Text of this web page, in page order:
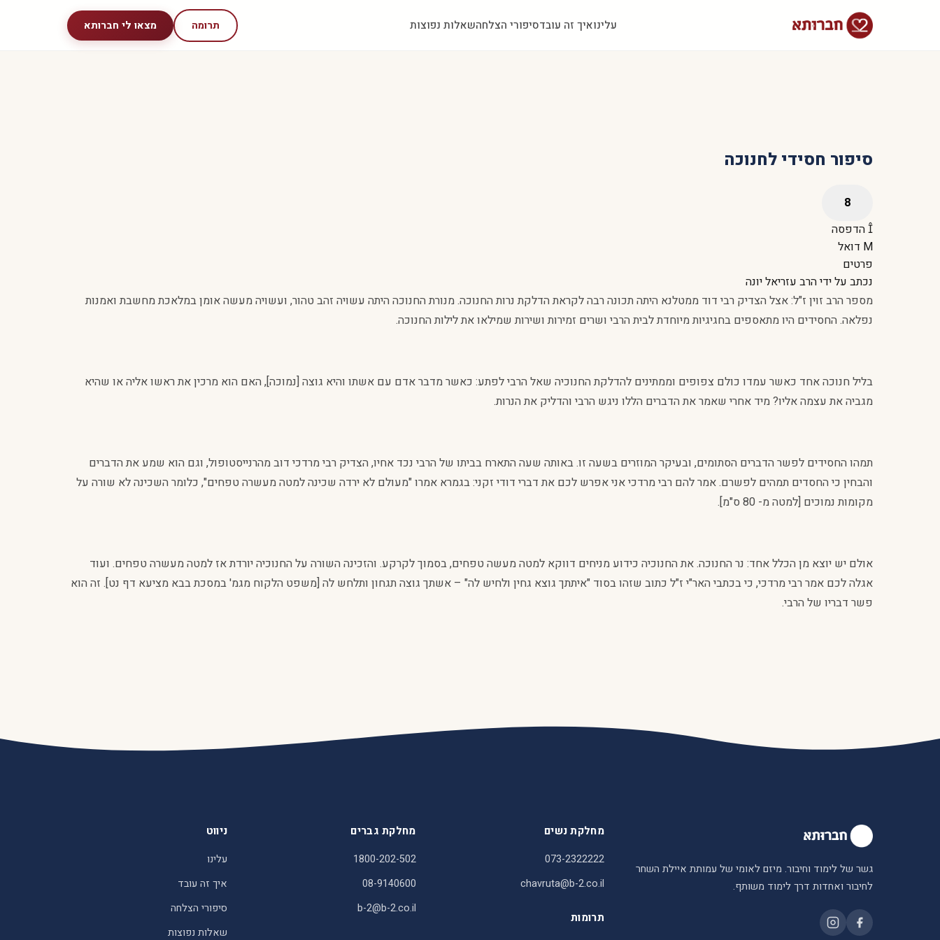
עלינואיך זה עובדסיפורי הצלחהשאלות נפוצות תרומה מצאו לי חברותא
סיפור חסידי לחנוכה
הדפסה
דואל
פרטים
נכתב על ידיהרב עזריאל יונה
מספר הרב זוין ז"ל: אצל הצדיק רבי דוד ממטלנא היתה תכונה רבה לקראת הדלקת נרות החנוכה. מנורת החנוכה היתה עשויה זהב טהור, ועשויה מעשה אומן במלאכת מחשבת ואמנות
נפלאה. החסידים היו מתאספים בחגיגיות מיוחדת לבית הרבי ושרים זמירות ושירות שמילאו את לילות החנוכה.
בליל חנוכה אחד כאשר עמדו כולם צפופים וממתינים להדלקת החנוכיה שאל הרבי לפתע: כאשר מדבר אדם עם אשתו והיא גוצה [נמוכה], האם הוא מרכין את ראשו אליה או שהיא
מגביה את עצמה אליו? מיד אחרי שאמר את הדברים הללו ניגש הרבי והדליק את הנרות.
תמהו החסידים לפשר הדברים הסתומים, ובעיקר המוזרים בשעה זו. באותה שעה התארח בביתו של הרבי נכד אחיו, הצדיק רבי מרדכי דוב מהרנייסטופול, וגם הוא שמע את הדברים
והבחין כי החסדים תמהים לפשרם. אמר להם רבי מרדכי אני אפרש לכם את דברי דודי זקני: בגמרא אמרו "מעולם לא ירדה שכינה למטה מעשרה טפחים", כלומר השכינה לא שורה על
מקומות נמוכים [למטה מ- 80 ס"מ].
אולם יש יוצא מן הכלל אחד: נר החנוכה. את החנוכיה כידוע מניחים דווקא למטה מעשה טפחים, בסמוך לקרקע. והזכינה השורה על החנוכיה יורדת אז למטה מעשרה טפחים. ועוד
אגלה לכם אמר רבי מרדכי, כי בכתבי האר"י ז"ל כתוב שזהו בסוד "איתתך גוצא גחין ולחיש לה" – אשתך גוצה תגחון ותלחש לה [משפט הלקוח מגמ' במסכת בבא מציעא דף נט]. זה הוא
פשר דבריו של הרבי.
גשר של לימוד וחיבור. מיזם לאומי של עמותת איילת השחר
לחיבור ואחדות דרך לימוד משותף.
מחלקת נשים
073-2322222
chavruta@b-2.co.il
תרומות
מחלקת גברים
1800-202-502
08-9140600
b-2@b-2.co.il
ניווט
עלינו
איך זה עובד
סיפורי הצלחה
שאלות נפוצות